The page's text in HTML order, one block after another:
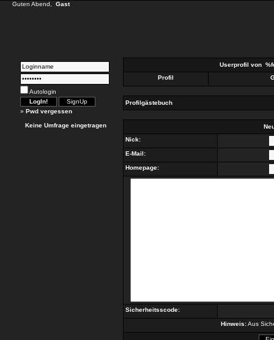
Guten Abend, Gast
Autologin
» Pwd vergessen
Keine Umfrage eingetragen
Userprofil von
Profil
Profilgästebuch
Nick:
E-Mail:
Homepage:
Sicherheitsscode:
Hinweis:Aus